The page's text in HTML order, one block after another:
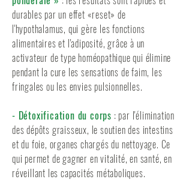
durables par un effet «reset» de
l'hypothalamus, qui gère les fonctions
alimentaires et l'adiposité, grâce à un
activateur de type homéopathique qui élimine
pendant la cure les sensations de faim, les
fringales ou les envies pulsionnelles.
- Détoxification du corps : par l'élimination
des dépôts graisseux, le soutien des intestins
et du foie, organes chargés du nettoyage. Ce
qui permet de gagner en vitalité, en santé, en
réveillant les capacités métaboliques.